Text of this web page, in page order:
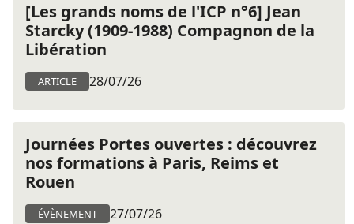
[Les grands noms de l'ICP n°6] Jean
Starcky (1909-1988) Compagnon de la
Libération
ARTICLE 28/07/26
Journées Portes ouvertes : découvrez
nos formations à Paris, Reims et
Rouen
ÉVÈNEMENT 27/07/26